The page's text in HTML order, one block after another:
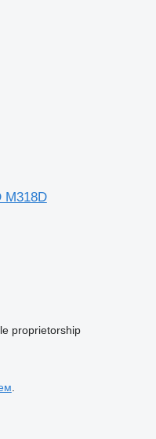
M318D
proprietorship